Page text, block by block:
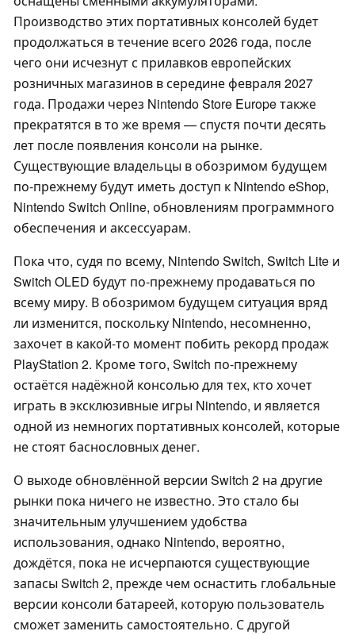
Производство этих портативных консолей будет
продолжаться в течение всего 2026 года, после
чего они исчезнут с прилавков европейских
розничных магазинов в середине февраля 2027
года. Продажи через Nintendo Store Europe также
прекратятся в то же время — спустя почти десять
лет после появления консоли на рынке.
Существующие владельцы в обозримом будущем
по-прежнему будут иметь доступ к Nintendo eShop,
Nintendo Switch Online, обновлениям программного
обеспечения и аксессуарам.
Пока что, судя по всему, Nintendo Switch, Switch Lite и
Switch OLED будут по-прежнему продаваться по
всему миру. В обозримом будущем ситуация вряд
ли изменится, поскольку Nintendo, несомненно,
захочет в какой-то момент побить рекорд продаж
PlayStation 2. Кроме того, Switch по-прежнему
остаётся надёжной консолью для тех, кто хочет
играть в эксклюзивные игры Nintendo, и является
одной из немногих портативных консолей, которые
не стоят баснословных денег.
О выходе обновлённой версии Switch 2 на другие
рынки пока ничего не известно. Это стало бы
значительным улучшением удобства
использования, однако Nintendo, вероятно,
дождётся, пока не исчерпаются существующие
запасы Switch 2, прежде чем оснастить глобальные
версии консоли батареей, которую пользователь
сможет заменить самостоятельно. С другой